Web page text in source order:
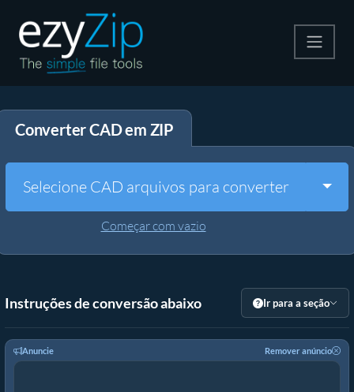
Descompactar
Outras Ferramentas
Converter CAD em ZIP
Selecione CAD arquivos para converter
Começar com vazio
Instruções de conversão abaixo Ir para a seção
Anuncie Remover anúncio